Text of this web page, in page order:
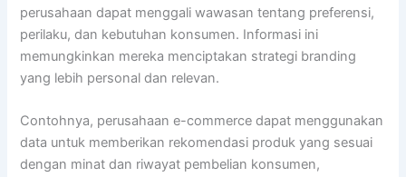
perusahaan dapat menggali wawasan tentang preferensi,
perilaku, dan kebutuhan konsumen. Informasi ini
memungkinkan mereka menciptakan strategi branding
yang lebih personal dan relevan.
Contohnya, perusahaan e-commerce dapat menggunakan
data untuk memberikan rekomendasi produk yang sesuai
dengan minat dan riwayat pembelian konsumen,